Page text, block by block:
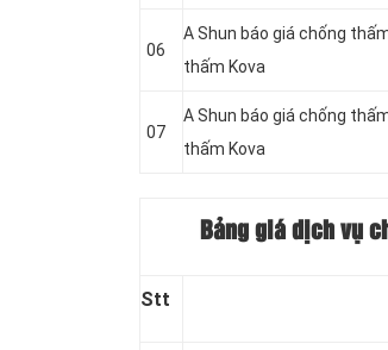
06
A Shun báo giá chống
thấm Kova
07
A Shun báo giá chống
thấm Kova
Bảng giá dịch vụ
Stt